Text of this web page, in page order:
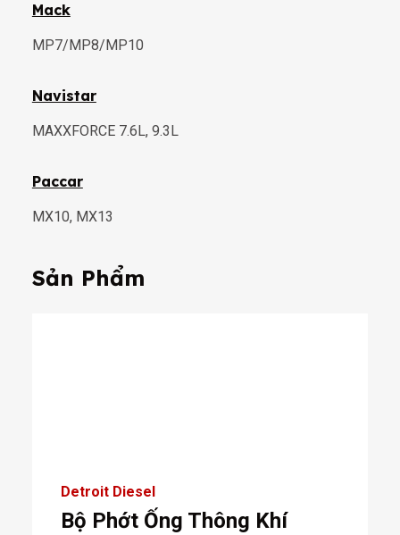
Mack
MP7/MP8/MP10
Navistar
MAXXFORCE 7.6L, 9.3L
Paccar
MX10, MX13
Sản Phẩm
Detroit Diesel
Bộ Phớt Ống Thông Khí